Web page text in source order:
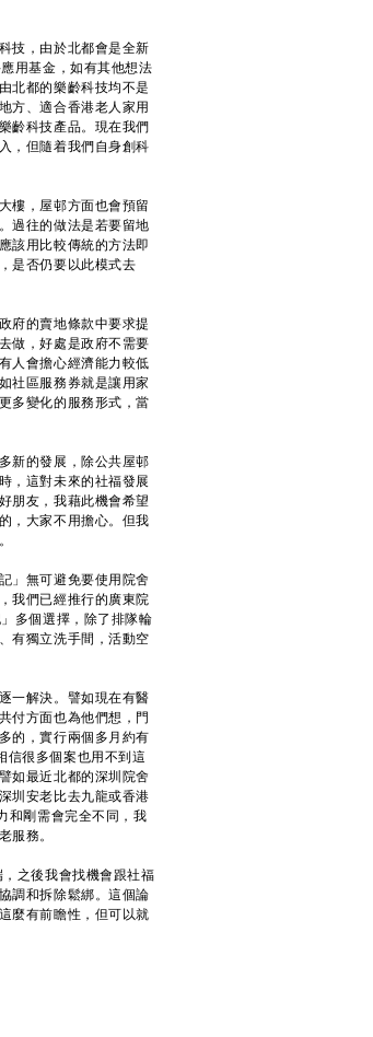
技，由於北都會是全新
用基金，如有其他想法
北都的樂齡科技均不是
方、適合香港老人家用
齡科技產品。現在我們
，但隨着我們自身創科
樓，屋邨方面也會預留
過往的做法是若要留地
該用比較傳統的方法即
是否仍要以此模式去
府的賣地條款中要求提
做，好處是政府不需要
人會擔心經濟能力較低
社區服務券就是讓用家
多變化的服務形式，當
新的發展，除公共屋邨
，這對未來的社福發展
朋友，我藉此機會希望
，大家不用擔心。但我
」無可避免要使用院舍
我們已經推行的廣東院
多個選擇，除了排隊輪
有獨立洗手間，活動空
一解決。譬如現在有醫
付方面也為他們想，門
的，實行兩個多月約有
信很多個案也用不到這
如最近北都的深圳院舍
圳安老比去九龍或香港
和剛需會完全不同，我
服務。
之後我會找機會跟社福
調和拆除鬆綁。這個論
麼有前瞻性，但可以就